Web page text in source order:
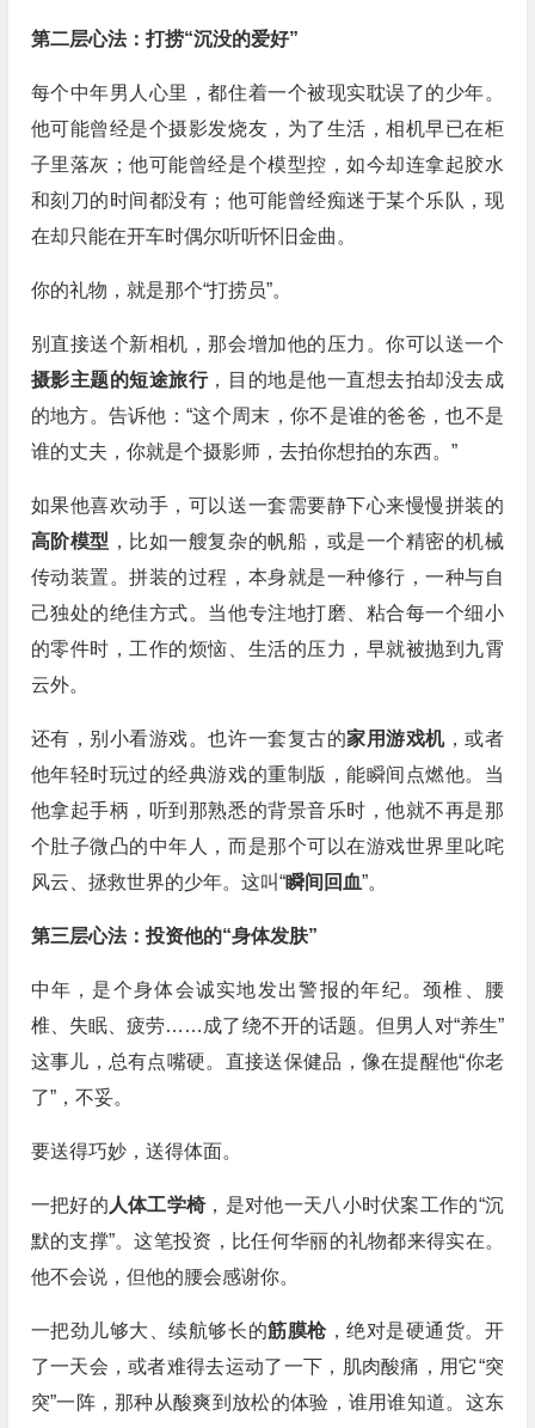
第二层心法：打捞“沉没的爱好”
每个中年男人心里，都住着一个被现实耽误了的少年。
他可能曾经是个摄影发烧友，为了生活，相机早已在柜
子里落灰；他可能曾经是个模型控，如今却连拿起胶水
和刻刀的时间都没有；他可能曾经痴迷于某个乐队，现
在却只能在开车时偶尔听听怀旧金曲。
你的礼物，就是那个“打捞员”。
别直接送个新相机，那会增加他的压力。你可以送一个
摄影主题的短途旅行，目的地是他一直想去拍却没去成
的地方。告诉他：“这个周末，你不是谁的爸爸，也不是
谁的丈夫，你就是个摄影师，去拍你想拍的东西。”
如果他喜欢动手，可以送一套需要静下心来慢慢拼装的
高阶模型 ，比如一艘复杂的帆船，或是一个精密的机械
传动装置。拼装的过程，本身就是一种修行，一种与自
己独处的绝佳方式。当他专注地打磨、粘合每一个细小
的零件时，工作的烦恼、生活的压力，早就被抛到九霄
云外。
还有，别小看游戏。也许一套复古的家用游戏机，或者
他年轻时玩过的经典游戏的重制版，能瞬间点燃他。当
他拿起手柄，听到那熟悉的背景音乐时，他就不再是那
个肚子微凸的中年人，而是那个可以在游戏世界里叱咤
风云、拯救世界的少年。这叫“瞬间回血”。
第三层心法：投资他的“身体发肤”
中年，是个身体会诚实地发出警报的年纪。颈椎、腰
椎、失眠、疲劳……成了绕不开的话题。但男人对“养生”
这事儿，总有点嘴硬。直接送保健品，像在提醒他“你老
了”，不妥。
要送得巧妙，送得体面。
一把好的 人体工学椅，是对他一天八小时伏案工作的“沉
默的支撑”。这笔投资，比任何华丽的礼物都来得实在。
他不会说，但他的腰会感谢你。
一把劲儿够大、续航够长的筋膜枪，绝对是硬通货。开
了一天会，或者难得去运动了一下，肌肉酸痛，用它“突
突”一阵，那种从酸爽到放松的体验，谁用谁知道。这东